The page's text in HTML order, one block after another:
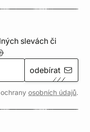
slevách či
odebírat
osobních údajů.